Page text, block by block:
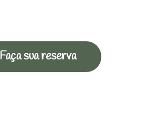
Faça sua reserva